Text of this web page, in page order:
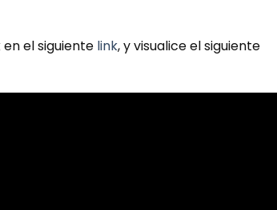
el siguiente link, y visualice el siguiente